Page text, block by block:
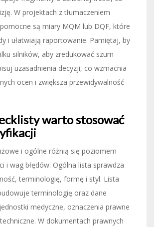
W projektach z tłumaczeniem
są miary MQM lub DQF, które
i ułatwiają raportowanie. Pamiętaj, by
silników, aby zredukować szum
uzasadnienia decyzji, co wzmacnia
ocen i zwiększa przewidywalność
warto stosować
i ogólne różnią się poziomem
i wag błędów. Ogólna lista sprawdza
terminologię, formę i styl. Lista
terminologię oraz dane
medyczne, oznaczenia prawne
W dokumentach prawnych